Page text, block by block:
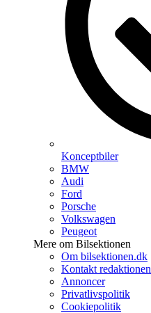
Konceptbiler
BMW
Audi
Ford
Porsche
Volkswagen
Peugeot
Mere om Bilsektionen
Om bilsektionen.dk
Kontakt redaktionen
Annoncer
Privatlivspolitik
Cookiepolitik